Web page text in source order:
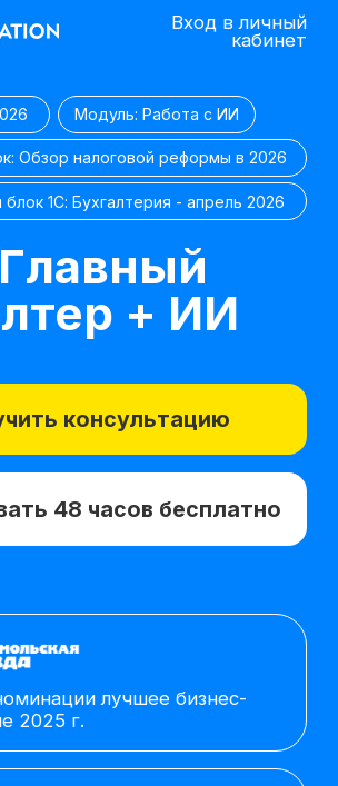
Вход в личный
кабинет
налоговой реформы в 2026
- апрель 2026
+ ИИ
ДПО в 2021 г.
лучшее бизнес-
г.
и названия